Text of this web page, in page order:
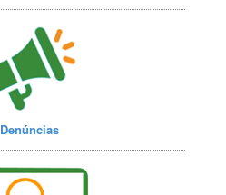
Denúncias